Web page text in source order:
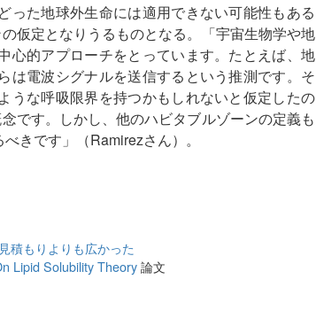
った地球外生命には適用できない可能性もある
仮定となりうるものとなる。「宇宙生物学や地
心的アプローチをとっています。たとえば、地
は電波シグナルを送信するという推測です。そ
うな呼吸限界を持つかもしれないと仮定したの
です。しかし、他のハビタブルゾーンの定義も
きです」（Ramirezさん）。
積もりよりも広かった
Lipid Solubility Theory論文